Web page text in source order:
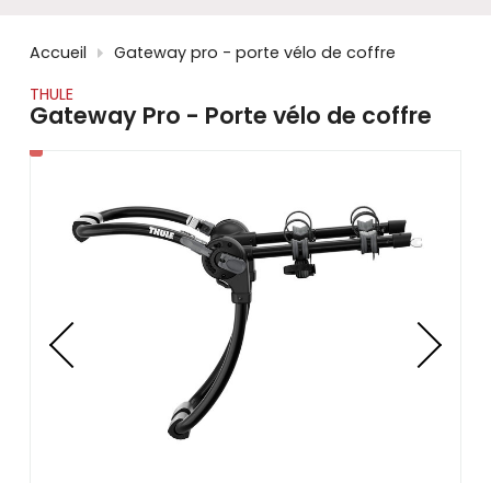
pour
au
résultat
de
utilisateurs
d'appareils
tactiles
de
tels
Accueil
Gateway pro - porte vélo de coffre
THULE
Gateway Pro - Porte vélo de coffre